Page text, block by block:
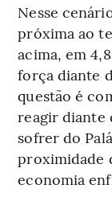
Nesse
próxima ao
acima, em
força diante
questão é
reagir diante
sofrer do
proximidade
economia